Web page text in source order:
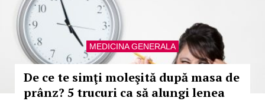
MEDICINA GENERALA
De ce te simţi moleşită după masa de
prânz? 5 trucuri ca să alungi lenea